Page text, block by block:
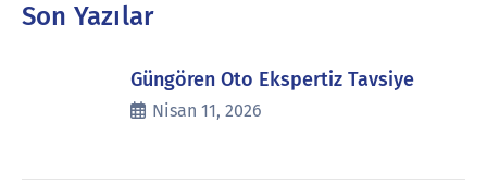
Son Yazılar
Güngören Oto Ekspertiz Tavsiye
Nisan 11, 2026